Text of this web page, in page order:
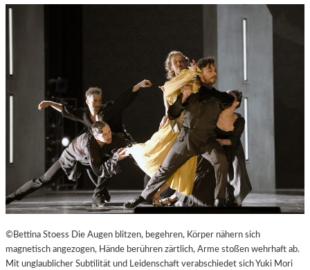
©Bettina Stoess Die Augen blitzen, begehren, Körper nähern sich
magnetisch angezogen, Hände berühren zärtlich, Arme stoßen wehrhaft ab.
Mit unglaublicher Subtilität und Leidenschaft verabschiedet sich Yuki Mori